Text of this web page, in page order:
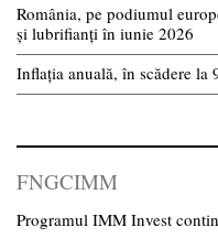
România, pe podiumul
și lubrifianți în iunie 2026
Inflația anuală, în scădere la
FNGCIMM
Programul IMM Invest